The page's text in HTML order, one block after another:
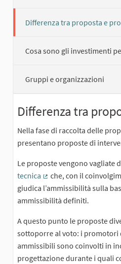
Differenza tra proposta e
Cosa sono gli investimenti
Gruppi e organizzazioni
Differenza tra
Nella fase di raccolta delle
presentano proposte di
Le proposte vengono vagliate
tecnica
(External link)
che, con il
giudica l’ammissibilità sulla
ammissibilità definiti.
A questo punto le proposte
sottoporre al voto: i promotori
ammissibili sono coinvolti in
progettazione durante i quali